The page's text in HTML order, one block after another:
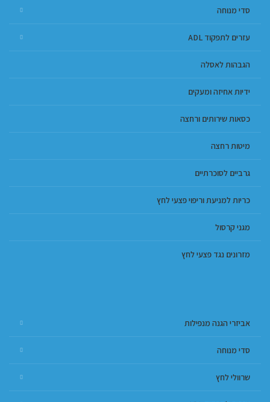
סדי מנוחה
עזרים לתפקוד ADL
הגבהות לאסלה
ידיות אחיזה ומעקים
כסאות שירותים ורחצה
מיטות רחצה
גרביים לסוכרתיים
כריות למניעת וריפוי פצעי לחץ
מגני קרסול
מזרונים נגד פצעי לחץ
אביזרי הגנה מנפילות
סדי מנוחה
שרוולי לחץ